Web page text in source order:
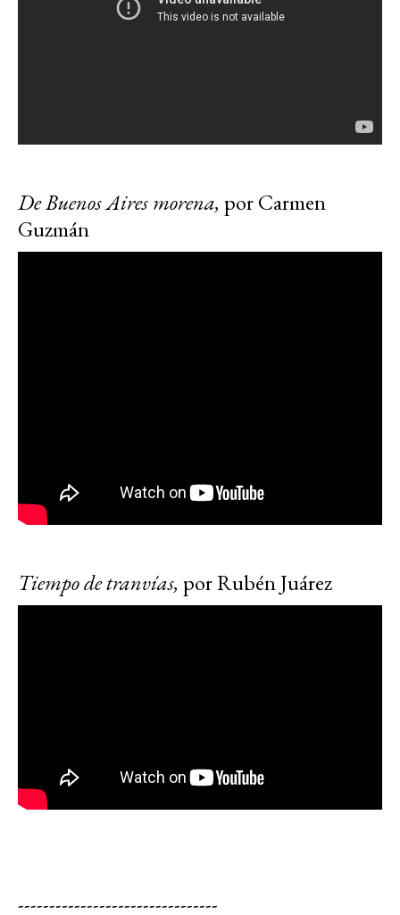
De Buenos Aires morena, por Carmen
Guzmán
Tiempo de tranvías, por Rubén Juárez
--------------------------------